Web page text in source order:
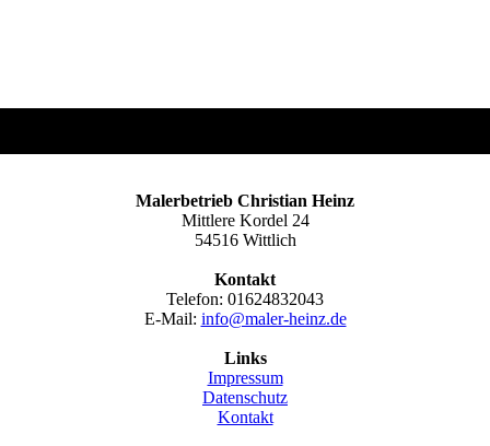
Malerbetrieb Christian Heinz
Mittlere Kordel 24
54516 Wittlich
Kontakt
Telefon: 01624832043
E-Mail: info@maler-heinz.de
Links
Impressum
Datenschutz
Kontakt